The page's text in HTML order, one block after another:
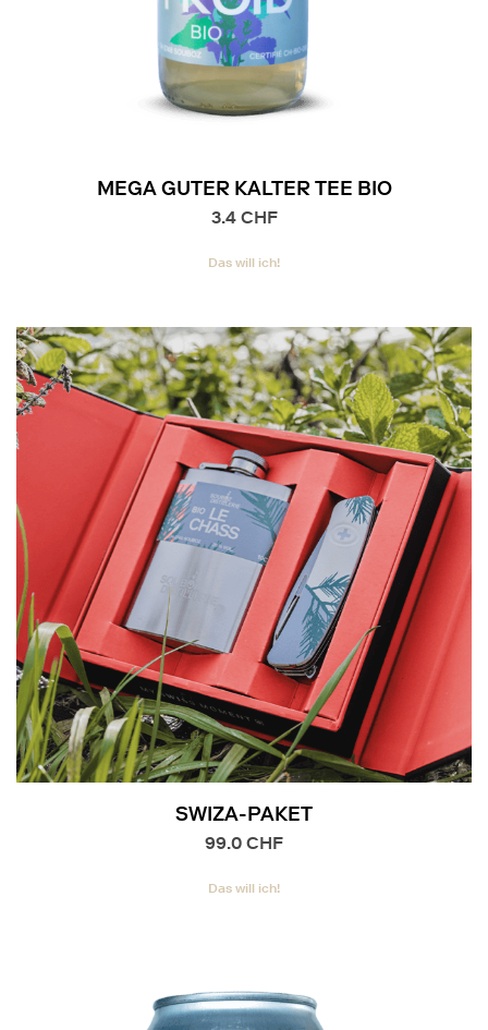
MEGA GUTER KALTER TEE BIO
3.4 CHF
Das will ich!
SWIZA-PAKET
99.0 CHF
Das will ich!